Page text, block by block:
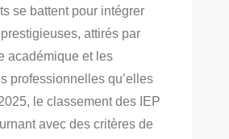
se battent pour intégrer
attirés par
académique et les
professionnelles qu’elles
le classement des IEP
avec des critères de